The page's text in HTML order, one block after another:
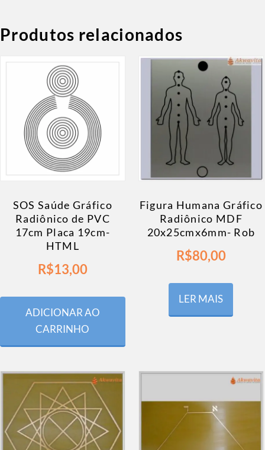
Produtos relacionados
SOS Saúde Gráfico
Radiônico de PVC
17cm Placa 19cm-
HTML
R$13,00
ADICIONAR AO
CARRINHO
Figura Humana Gráfico
Radiônico MDF
20x25cmx6mm- Rob
R$80,00
LER MAIS